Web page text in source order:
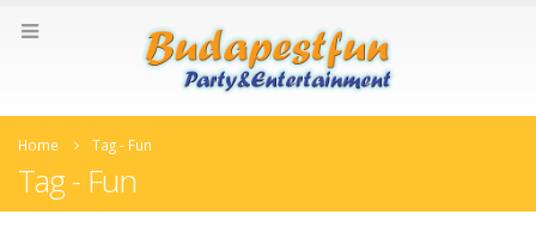
Home Tag - Fun
Tag - Fun